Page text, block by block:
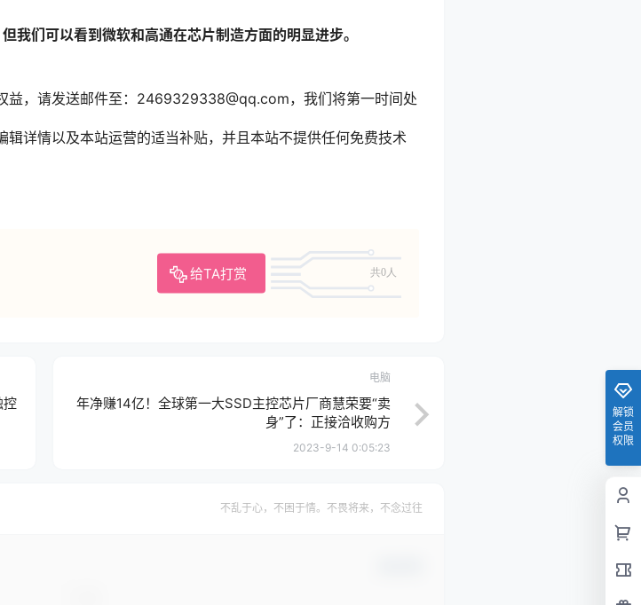
我们可以看到微软和高通在芯片制造方面的明显进步。
益，请发送邮件至：2469329338@qq.com，我们将第一时间处
详情以及本站运营的适当补贴，并且本站不提供任何免费技术
给TA打赏 共0人
控
电脑
年净赚14亿！全球第一大SSD主控芯片厂商慧荣要“卖
身”了：正接洽收购方
2023-9-14 0:05:23
不乱于心，不困于情。不畏将来，不念过往
解锁
会员
权限